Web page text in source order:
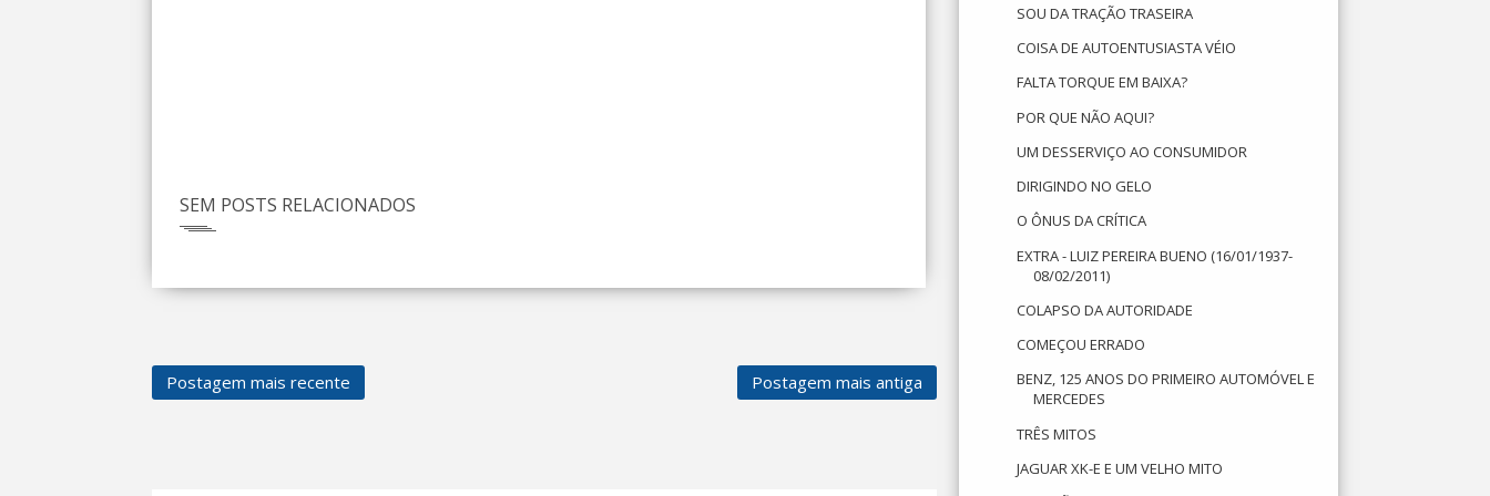
SEM POSTS RELACIONADOS
Postagem mais recente Postagem mais antiga
SOU DA TRAÇÃO TRASEIRA
COISA DE AUTOENTUSIASTA VÉIO
FALTA TORQUE EM BAIXA?
POR QUE NÃO AQUI?
UM DESSERVIÇO AO CONSUMIDOR
DIRIGINDO NO GELO
O ÔNUS DA CRÍTICA
EXTRA - LUIZ PEREIRA BUENO (16/01/1937-
08/02/2011)
COLAPSO DA AUTORIDADE
COMEÇOU ERRADO
BENZ, 125 ANOS DO PRIMEIRO AUTOMÓVEL E
MERCEDES
TRÊS MITOS
JAGUAR XK-E E UM VELHO MITO